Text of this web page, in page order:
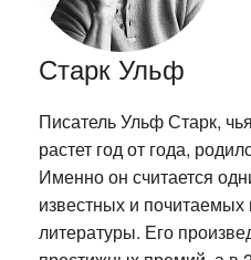
Старк Ульф
Писатель Ульф Старк,
растет год от года,
Именно он считается
известных и почитаемых
литературы. Его